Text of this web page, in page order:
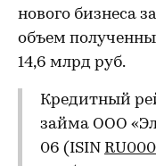
нового бизнеса
объем
14,6 млрд руб.
Кредитный
займа ООО
06 (ISIN